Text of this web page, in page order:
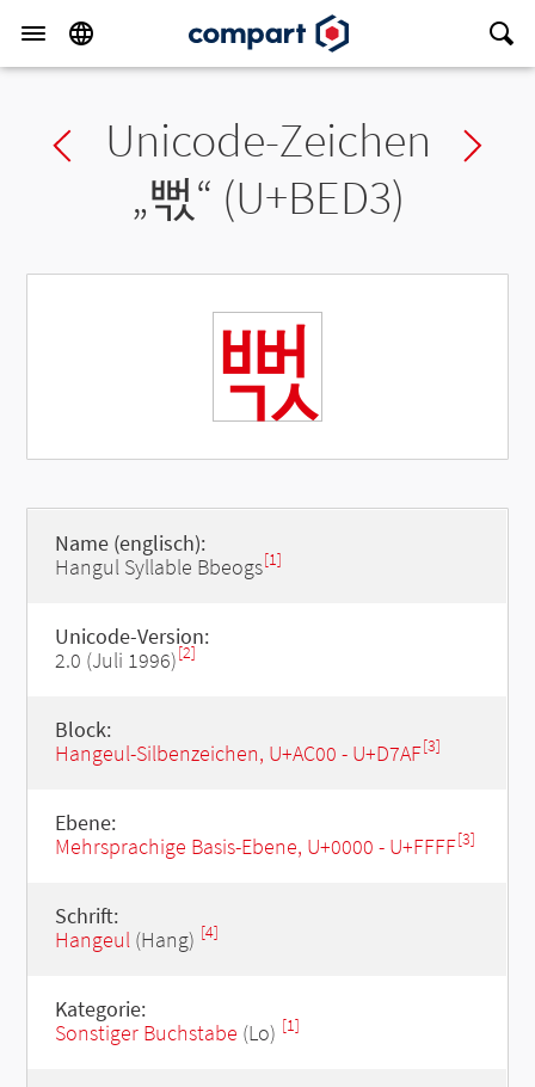
Previous char
Unicode-Zeichen
„뻓“ (U+BED3)
뻓
Name (englisch):
Hangul Syllable Bbeogs[1]
Unicode-Version:
2.0 (Juli 1996)[2]
Block:
Hangeul-Silbenzeichen, U+AC00 - U+D7AF[3]
Ebene:
Mehrsprachige Basis-Ebene, U+0000 - U+FFFF[3]
Schrift:
Hangeul(Hang) [4]
Kategorie:
Sonstiger Buchstabe (Lo) [1]